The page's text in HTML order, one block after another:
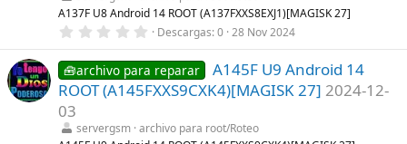
r
e
l
a
(
s
)
A137F U8 Android 14 ROOT (A137FXXS8EXJ1)[MAGISK 27]
0
0
0
e
s
e
Descargas 0 28 Nov 2024
🧰archivo para reparar
A145F U9 Android 14
ROOT (A145FXXS9CXK4)[MAGISK 27] 2024-12-
03
servergsm archivo para root/Roteo